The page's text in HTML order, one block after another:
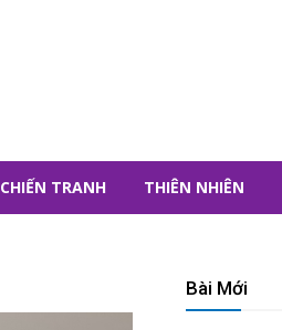
CHIẾN TRANH THIÊN NHIÊN
Bài Mới